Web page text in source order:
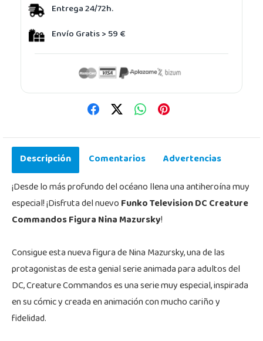
Entrega 24/72h.
Envío Gratis > 59 €
Descripción Comentarios
Advertencias
¡Desde lo más profundo del océano llena una antiheroína muy
especial! ¡Disfruta del nuevoFunko Television DC Creature
Commandos Figura Nina Mazursky!
Consigue esta nueva figura de Nina Mazursky, una de las
protagonistas de esta genial serie animada para adultos del
DC, Creature Commandos es una serie muy especial, inspirada
en su cómic y creada en animación con mucho cariño y
fidelidad.